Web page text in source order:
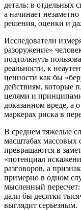
деталь: в отдельных
а начинает
решения, оценки и
Исследователи
разоружение»
подтолкнуть
реальности, к
ценности как бы
действиям, которые
целями и
доказанном вреде, а
маркерах риска в
В среднем тяжелые
масштабах массовых
превращаются в
«потенциал
разговоров, а
примерно в одном
мысленный
дали бы десятки
выглядит серьезным.